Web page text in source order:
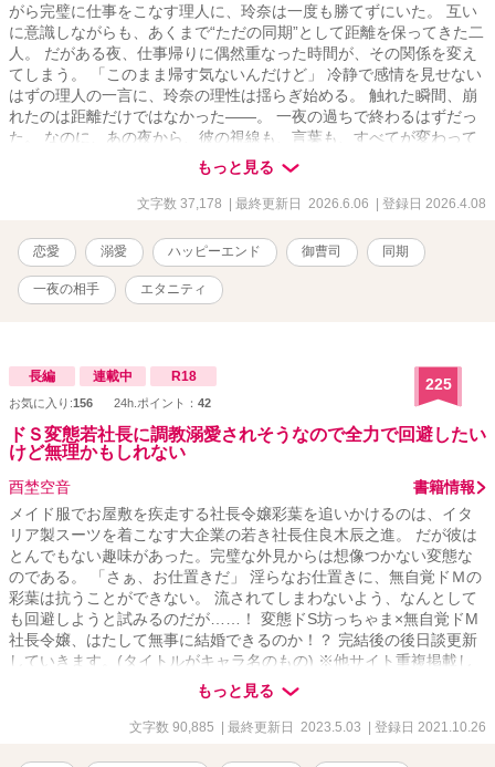
がら完璧に仕事をこなす理人に、玲奈は一度も勝てずにいた。 互い
に意識しながらも、あくまで“ただの同期”として距離を保ってきた二
人。 だがある夜、仕事帰りに偶然重なった時間が、その関係を変え
てしまう。 「このまま帰す気ないんだけど」 冷静で感情を見せない
はずの理人の一言に、玲奈の理性は揺らぎ始める。 触れた瞬間、崩
れたのは距離だけではなかった――。 一夜の過ちで終わるはずだっ
た。 なのに、あの夜から、彼の視線も、言葉も、すべてが変わって
いく。 ただの同期のはずだったのに。 その関係は、もう戻れない。
もっと見る
文字数 37,178 | 最終更新日 2026.6.06 | 登録日 2026.4.08
恋愛 溺愛 ハッピーエンド 御曹司 同期
一夜の相手 エタニティ
長編 連載中 R18
お気に入り:156 24h.ポイント： 42
225
ドＳ変態若社長に調教溺愛されそうなので全力で回避したい
けど無理かもしれない
酉埜空音
書籍情報
メイド服でお屋敷を疾走する社長令嬢彩葉を追いかけるのは、イタ
リア製スーツを着こなす大企業の若き社長住良木辰之進。 だが彼は
とんでもない趣味があった。完璧な外見からは想像つかない変態な
のである。 「さぁ、お仕置きだ」 淫らなお仕置きに、無自覚ドＭの
彩葉は抗うことができない。 流されてしまわないよう、なんとして
も回避しようと試みるのだが……！ 変態ドS坊っちゃま×無自覚ドM
社長令嬢、はたして無事に結婚できるのか！？ 完結後の後日談更新
していきます。(タイトルがキャラ名のもの) ※他サイト重複掲載し
もっと見る
文字数 90,885 | 最終更新日 2023.5.03 | 登録日 2021.10.26